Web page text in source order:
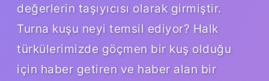
değerlerin taşıyıcısı olarak girmiştir.
Turna kuşu neyi temsil ediyor? Halk
türkülerimizde göçmen bir kuş olduğu
için haber getiren ve haber alan bir